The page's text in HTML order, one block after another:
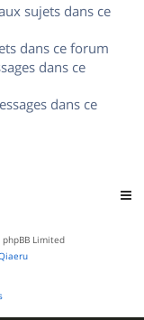
sujets dans ce
dans ce forum
dans ce
dans ce
Limited